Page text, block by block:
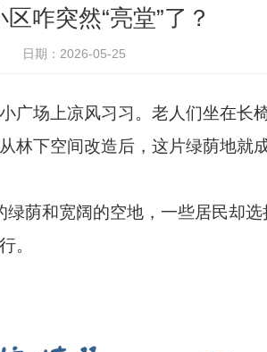
咋突然“亮堂”了？
日期：2026-05-25
场上凉风习习。老人们坐在长
林下空间改造后，这片绿荫地就
荫和宽阔的空地，一些居民却
。